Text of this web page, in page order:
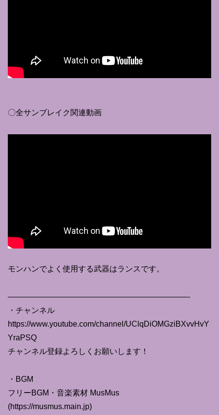
〇全サンブレイク関連動画
モンハンでよく使用する武器はランスです。
———————————————————————-
・チャンネル
https://www.youtube.com/channel/UClqDiOMGziBXvvHvY
YraPSQ
チャンネル登録よろしくお願いします！
・BGM
フリーBGM・音楽素材 MusMus
(https://musmus.main.jp)